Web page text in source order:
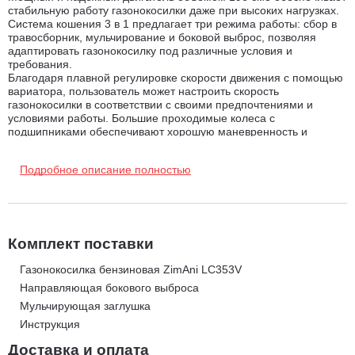
стабильную работу газонокосилки даже при высоких нагрузках.
Система кошения 3 в 1 предлагает три режима работы: сбор в
травосборник, мульчирование и боковой выброс, позволяя
адаптировать газонокосилку под различные условия и
требования.
Благодаря плавной регулировке скорости движения с помощью
вариатора, пользователь может настроить скорость
газонокосилки в соответствии с своими предпочтениями и
условиями работы. Большие проходимые колеса с
подшипниками обеспечивают хорошую маневренность и
использования.
кто ценит качество, эффективность и удобство в работе.
Преимуществагазонокосилки бензиновой ZimAni LC353V:
Прочная 20-дюймовая стальная режущая дека оснащена
системой кошения 3 в 1 : сбор в травосборник, функция
мульчирования и боковой выброс.
Вариатор скорости на передние и задние колеса.
Подробное описание полностью
Комплект поставки
Газонокосилка бензиновая ZimAni LC353V
Направляющая бокового выброса
Мульчирующая заглушка
Инструкция
Доставка и оплата